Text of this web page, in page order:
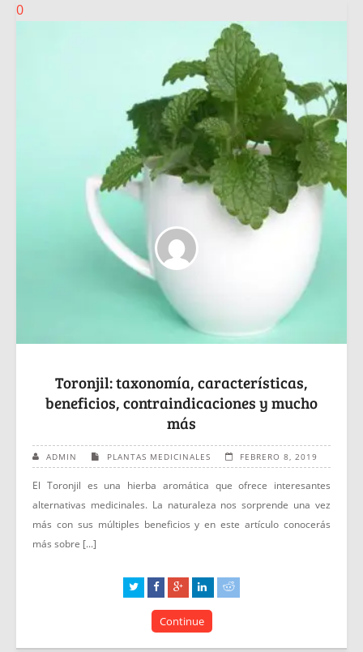
0
Toronjil: taxonomía, características,
beneficios, contraindicaciones y mucho
más
ADMIN PLANTAS MEDICINALES FEBRERO 8, 2019
El Toronjil es una hierba aromática que ofrece interesantes
alternativas medicinales. La naturaleza nos sorprende una vez
más con sus múltiples beneficios y en este artículo conocerás
más sobre [...]
Continue